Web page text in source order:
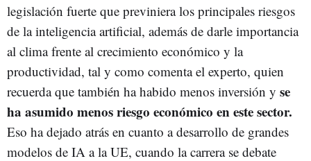
legislación fuerte que previniera los principales riesgos
de la inteligencia artificial, además de darle importancia
al clima frente al crecimiento económico y la
productividad, tal y como comenta el experto, quien
recuerda que también ha habido menos inversión y se
ha asumido menos riesgo económico en este sector.
Eso ha dejado atrás en cuanto a desarrollo de grandes
modelos de IA a la UE, cuando la carrera se debate